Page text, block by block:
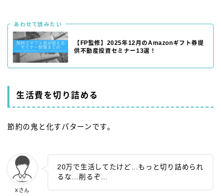
あわせて読みたい
【FP監修】2025年12月のAmazonギフト券提
供不動産投資セミナー13選！
生活費を切り詰める
節約の鬼と化すパターンです。
Xさん
20万で生活してたけど…もっと切り詰められ
るな…削るぞ…